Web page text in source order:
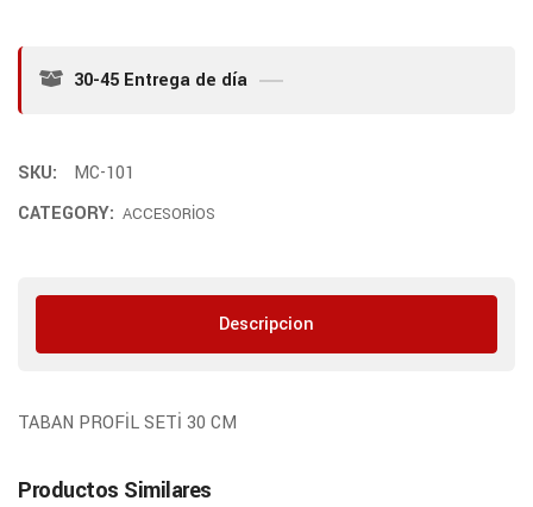
30-45 Entrega de día
SKU:
MC-101
CATEGORY: ACCESORİOS
Descripcion
TABAN PROFİL SETİ 30 CM
Productos Similares